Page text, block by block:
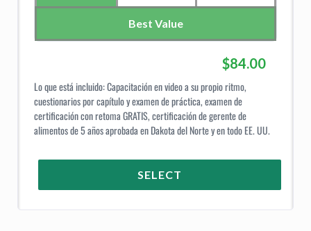
Best Value
$84.00
Lo que está incluido: Capacitación en video a su propio ritmo,
cuestionarios por capítulo y examen de práctica, examen de
certificación con retoma GRATIS, certificación de gerente de
alimentos de 5 años aprobada en Dakota del Norte y en todo EE. UU.
SELECT